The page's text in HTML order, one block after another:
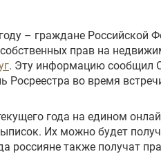
– граждане Российской
прав на
. Эту информацию сообщил
Росреестра во время
года на едином
Их можно будет
россияне также получат